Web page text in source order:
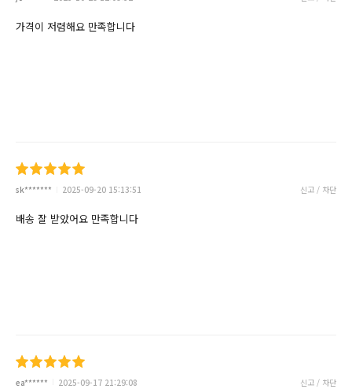
가격이 저렴해요 만족합니다
sk******* 2025-09-20 15:13:51 신고 / 차단
배송 잘 받았어요 만족합니다
ea****** 2025-09-17 21:29:08 신고 / 차단